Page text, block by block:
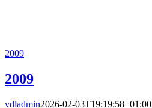
2009
2009
vdladmin2026-02-03T19:19:58+01:00